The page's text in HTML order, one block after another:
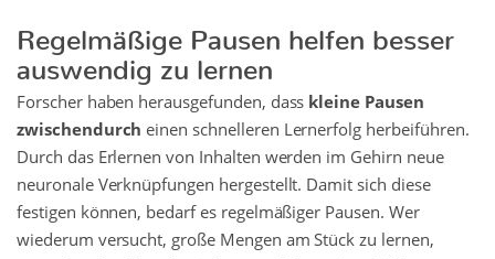
Regelmäßige Pausen helfen besser
auswendig zu lernen
Forscher haben herausgefunden, dass kleine Pausen
zwischendurch einen schnelleren Lernerfolg herbeiführen.
Durch das Erlernen von Inhalten werden im Gehirn neue
neuronale Verknüpfungen hergestellt. Damit sich diese
festigen können, bedarf es regelmäßiger Pausen. Wer
wiederum versucht, große Mengen am Stück zu lernen,